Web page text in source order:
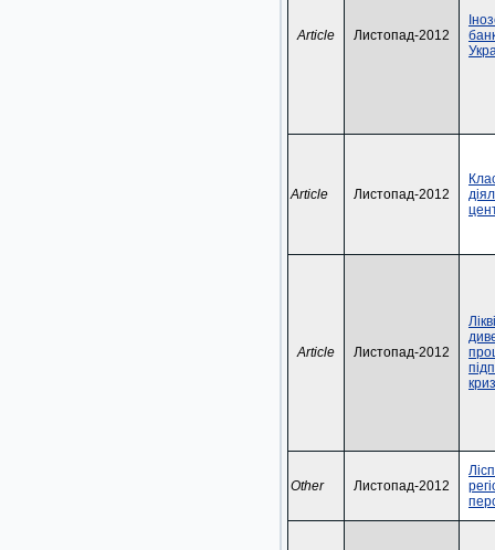
Article Листопад-2012
Article Листопад-2012
Article Листопад-2012
Other Листопад-2012